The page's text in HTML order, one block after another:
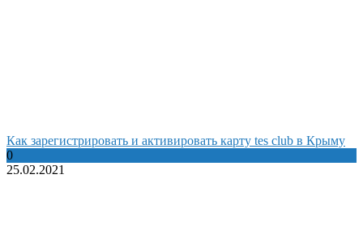
Как зарегистрировать и активировать карту tes club в Крыму
0
25.02.2021